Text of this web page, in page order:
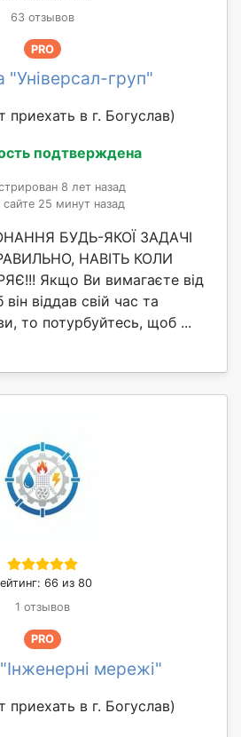
63 отзывов
PRO
"Універсал-груп"
в г. Богуслав)
подтверждена
8 лет назад
25 минут назад
БУДЬ-ЯКОЇ ЗАДАЧІ
НАВІТЬ КОЛИ
Якщо Ви вимагаєте від
віддав свій час та
то потурбуйтесь, щоб ...
66 из 80
1 отзывов
PRO
мережі"
в г. Богуслав)